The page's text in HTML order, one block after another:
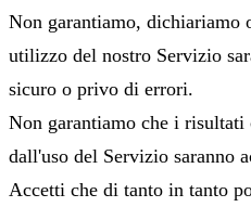
Non garantiamo, dichiariamo
utilizzo del nostro Servizio
sicuro o privo di errori.
Non garantiamo che i risultati
dall'uso del Servizio saranno
Accetti che di tanto in tanto